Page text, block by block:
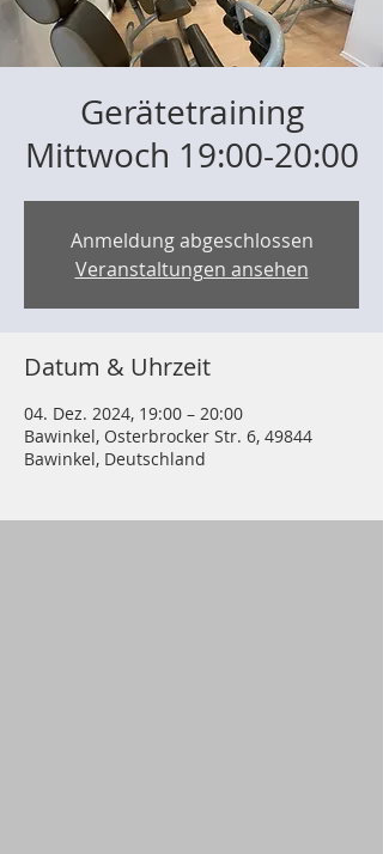
Gerätetraining
Mittwoch 19:00-20:00
Anmeldung abgeschlossen
Veranstaltungen ansehen
Datum & Uhrzeit
04. Dez. 2024, 19:00 – 20:00
Bawinkel, Osterbrocker Str. 6, 49844
Bawinkel, Deutschland